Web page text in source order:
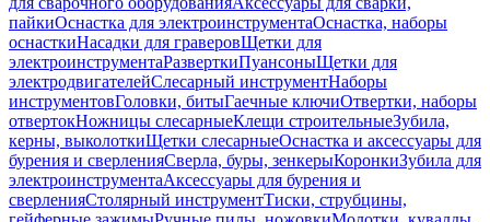
пайкиОснастка для электроинструментаОснастка, наборы
оснасткиНасадки для граверовЩетки для
электроинструментаРазверткиПуансоныЩетки для
электродвигателейСлесарный инструментНаборы
инструментовГоловки, битыГаечные ключиОтвертки, наборы
отвертокНожницы слесарныеКлещи строительныеЗубила,
керны, выколоткиЩетки слесарныеОснастка и аксессуары для
бурения и сверленияСверла, буры, зенкерыКоронкиЗубила для
электроинструментаАксессуары для бурения и
сверленияСтолярный инструментТиски, струбцины,